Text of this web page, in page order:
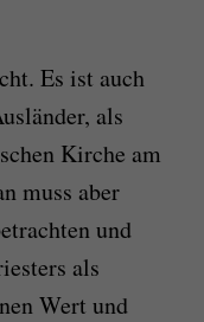
Es ist auch
als
Kirche am
muss aber
und
als
Wert und